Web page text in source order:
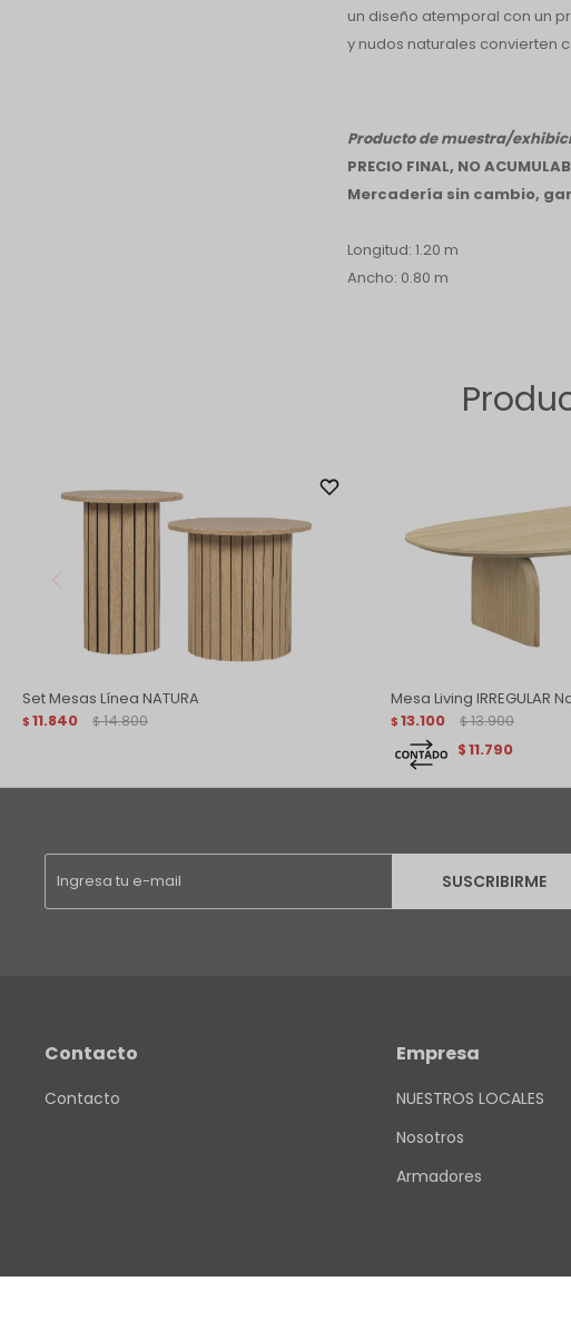
un diseño atemporal con un
y nudos naturales convierten
Producto de muestra/
PRECIO FINAL, NO
Mercadería sin cambio,
Longitud: 1.20 m
Ancho: 0.80 m
Set Mesas Línea NATURA
$ 11.840 $ 14.800
Mesa Living IRREGULAR
$ 13.100 $ 13.900
$11.790
SUSCRIBIRME
Contacto
Contacto
Empresa
NUESTROS LOCALES
Nosotros
Armadores